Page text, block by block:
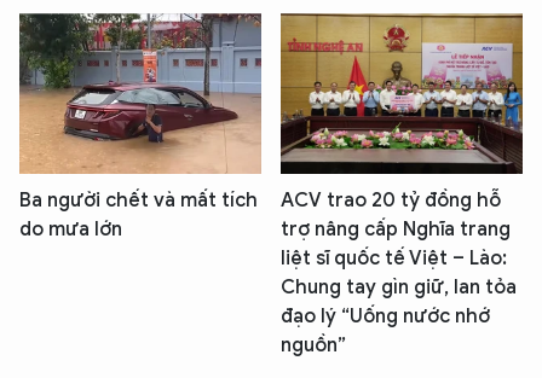
Ba người chết và mất tích
do mưa lớn
ACV trao 20 tỷ đồng hỗ
trợ nâng cấp Nghĩa trang
liệt sĩ quốc tế Việt – Lào:
Chung tay gìn giữ, lan tỏa
đạo lý “Uống nước nhớ
nguồn”